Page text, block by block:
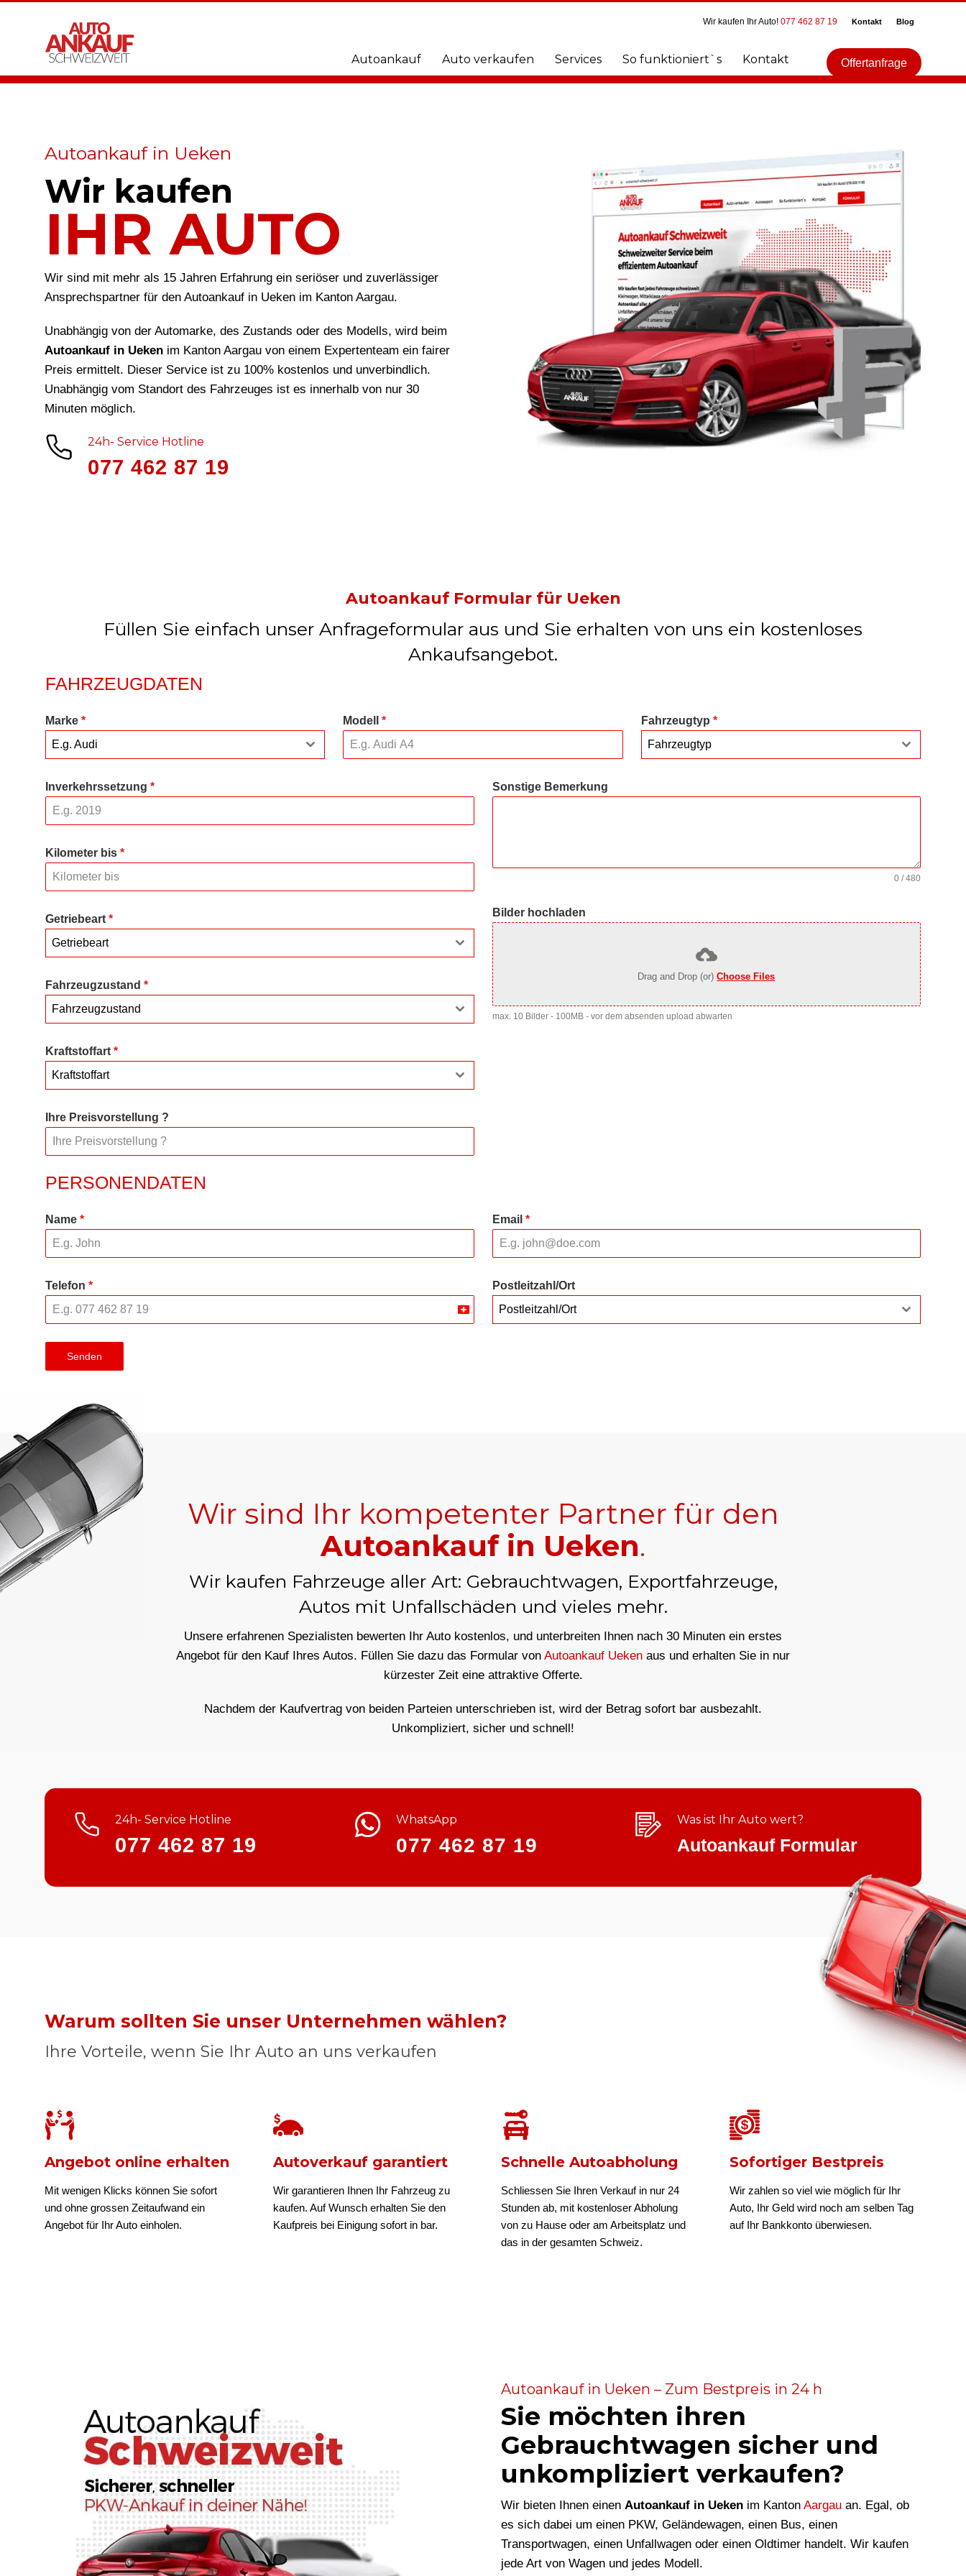
Wir kaufen Ihr Auto! 077 462 87 19 Kontakt Blog
Autoankauf Auto verkaufen Services So funktioniert`s Kontakt Offertanfrage
Autoankauf in Ueken
Wir kaufen
IHR AUTO
Wir sind mit mehr als 15 Jahren Erfahrung ein seriöser und zuverlässiger
Ansprechspartner für den Autoankauf in Ueken im Kanton Aargau.
Unabhängig von der Automarke, des Zustands oder des Modells, wird beim
Autoankauf in Ueken im Kanton Aargau von einem Expertenteam ein fairer
Preis ermittelt. Dieser Service ist zu 100% kostenlos und unverbindlich.
Unabhängig vom Standort des Fahrzeuges ist es innerhalb von nur 30
Minuten möglich.
24h- Service Hotline
077 462 87 19
Autoankauf Formular für Ueken
Füllen Sie einfach unser Anfrageformular aus und Sie erhalten von uns ein kostenloses
Ankaufsangebot.
FAHRZEUGDATEN
Marke *
E.g. Audi
Modell* Fahrzeugtyp *
Fahrzeugtyp
Inverkehrssetzung *
Kilometer bis *
Getriebeart *
Getriebeart
Fahrzeugzustand *
Fahrzeugzustand
Kraftstoffart *
Kraftstoffart
Ihre Preisvorstellung ?
Sonstige Bemerkung
0 / 480
Bilder hochladen
Drag and Drop (or)Choose Files
max. 10 Bilder - 100MB - vor dem absenden upload abwarten
PERSONENDATEN
Name * Email *
Telefon *
Switzerland
Postleitzahl/Ort
Postleitzahl/Ort
Senden
Wir sind Ihr kompetenter Partner für den
Autoankauf in Ueken.
Wir kaufen Fahrzeuge aller Art: Gebrauchtwagen, Exportfahrzeuge,
Autos mit Unfallschäden und vieles mehr.
Unsere erfahrenen Spezialisten bewerten Ihr Auto kostenlos, und unterbreiten Ihnen nach 30 Minuten ein erstes
Angebot für den Kauf Ihres Autos. Füllen Sie dazu das Formular von Autoankauf Ueken aus und erhalten Sie in nur
kürzester Zeit eine attraktive Offerte.
Nachdem der Kaufvertrag von beiden Parteien unterschrieben ist, wird der Betrag sofort bar ausbezahlt.
Unkompliziert, sicher und schnell!
24h- Service Hotline
077 462 87 19
WhatsApp
077 462 87 19
Was ist Ihr Auto wert?
Autoankauf Formular
Warum sollten Sie unser Unternehmen wählen?
Ihre Vorteile, wenn Sie Ihr Auto an uns verkaufen
Angebot online erhalten
Mit wenigen Klicks können Sie sofort
und ohne grossen Zeitaufwand ein
Angebot für Ihr Auto einholen.
Autoverkauf garantiert
Wir garantieren Ihnen Ihr Fahrzeug zu
kaufen. Auf Wunsch erhalten Sie den
Kaufpreis bei Einigung sofort in bar.
Schnelle Autoabholung
Schliessen Sie Ihren Verkauf in nur 24
Stunden ab, mit kostenloser Abholung
von zu Hause oder am Arbeitsplatz und
das in der gesamten Schweiz.
Sofortiger Bestpreis
Wir zahlen so viel wie möglich für Ihr
Auto, Ihr Geld wird noch am selben Tag
auf Ihr Bankkonto überwiesen.
Autoankauf in Ueken – Zum Bestpreis in 24 h
Sie möchten ihren
Gebrauchtwagen sicher und
unkompliziert verkaufen?
Wir bieten Ihnen einen Autoankauf in Ueken im Kanton Aargau an. Egal, ob
es sich dabei um einen PKW, Geländewagen, einen Bus, einen
Transportwagen, einen Unfallwagen oder einen Oldtimer handelt. Wir kaufen
jede Art von Wagen und jedes Modell.